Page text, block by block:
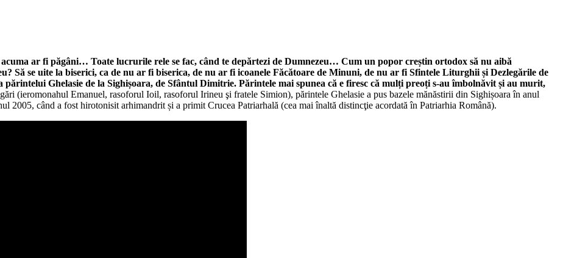
ar fi păgâni… Toate lucrurile rele se fac, când te depărtezi de Dumnezeu… Cum un popor creștin ortodox să nu aibă
Să se uite la biserici, ca de nu ar fi biserica, de nu ar fi icoanele Făcătoare de Minuni, de nu ar fi Sfintele Liturghii și Dezlegările de
Ghelasie de la Sighișoara, de Sfântul Dimitrie. Părintele mai spunea că e firesc că mulți preoți s-au îmbolnăvit și au murit,
(ieromonahul Emanuel, rasoforul Ioil, rasoforul Irineu şi fratele Simion), părintele Ghelasie a pus bazele mănăstirii din Sighișoara în anul
2005, când a fost hirotonisit arhimandrit și a primit Crucea Patriarhală (cea mai înaltă distincţie acordată în Patriarhia Română).